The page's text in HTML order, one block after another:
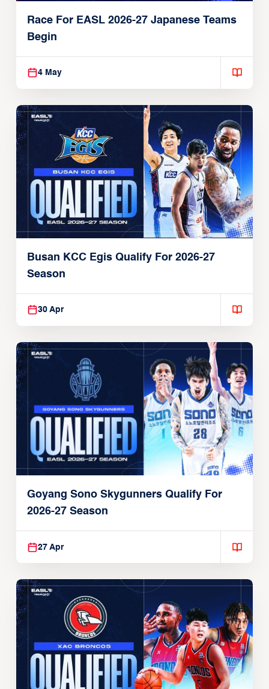
Race For EASL 2026-27 Japanese Teams
Begin
4 May
Busan KCC Egis Qualify For 2026-27
Season
30 Apr
Goyang Sono Skygunners Qualify For
2026-27 Season
27 Apr